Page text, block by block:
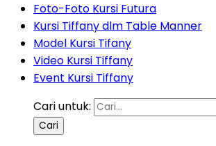
Foto-Foto Kursi Futura
Kursi Tiffany dlm Table Manner
Model Kursi Tifany
Video Kursi Tiffany
Event Kursi Tiffany
Cari untuk: